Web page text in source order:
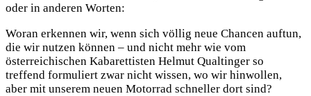
oder in anderen Worten:
Woran erkennen wir, wenn sich völlig neue Chancen auftun,
die wir nutzen können – und nicht mehr wie vom
österreichischen Kabarettisten Helmut Qualtinger so
treffend formuliert zwar nicht wissen, wo wir hinwollen,
aber mit unserem neuen Motorrad schneller dort sind?